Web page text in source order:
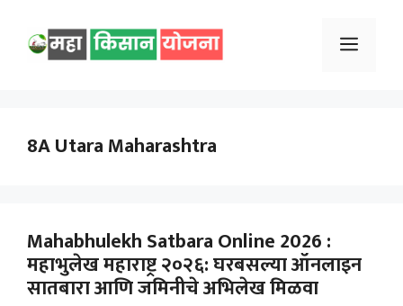
content
Menu
8A Utara Maharashtra
Mahabhulekh Satbara Online 2026 :
महाभुलेख महाराष्ट्र २०२६: घरबसल्या ऑनलाइन
सातबारा आणि जमिनीचे अभिलेख मिळवा